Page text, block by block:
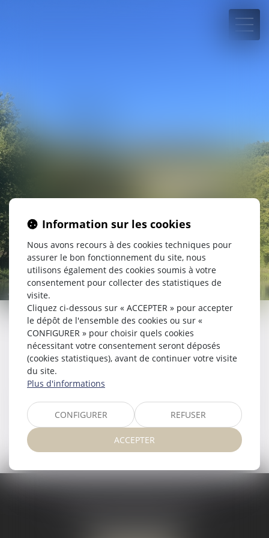
SERVICES
RDV EN LIGNE
Information sur les cookies
Nous avons recours à des cookies techniques pour
assurer le bon fonctionnement du site, nous
utilisons également des cookies soumis à votre
consentement pour collecter des statistiques de
visite.
Cliquez ci-dessous sur « ACCEPTER » pour accepter
le dépôt de l'ensemble des cookies ou sur «
CONFIGURER » pour choisir quels cookies
nécessitant votre consentement seront déposés
(cookies statistiques), avant de continuer votre visite
du site.
Plus d'informations
CONFIGURER REFUSER
ACCEPTER